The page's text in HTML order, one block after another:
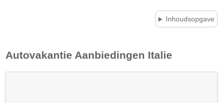
Inhoudsopgave
Autovakantie Aanbiedingen Italie